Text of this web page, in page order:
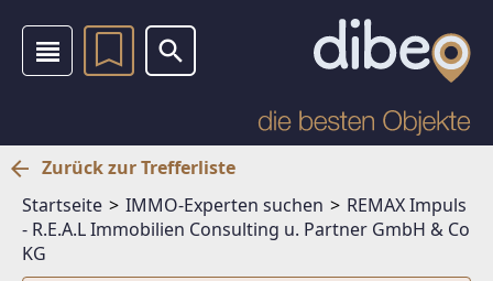
Zurück zur Trefferliste
Startseite
IMMO-Experten suchen
REMAX Impuls
- R.E.A.L Immobilien Consulting u. Partner GmbH & Co
KG